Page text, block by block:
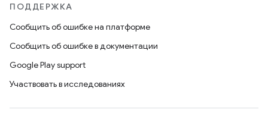
ПОДДЕРЖКА
Сообщить об ошибке на платформе
Сообщить об ошибке в документации
Google Play support
Участвовать в исследованиях